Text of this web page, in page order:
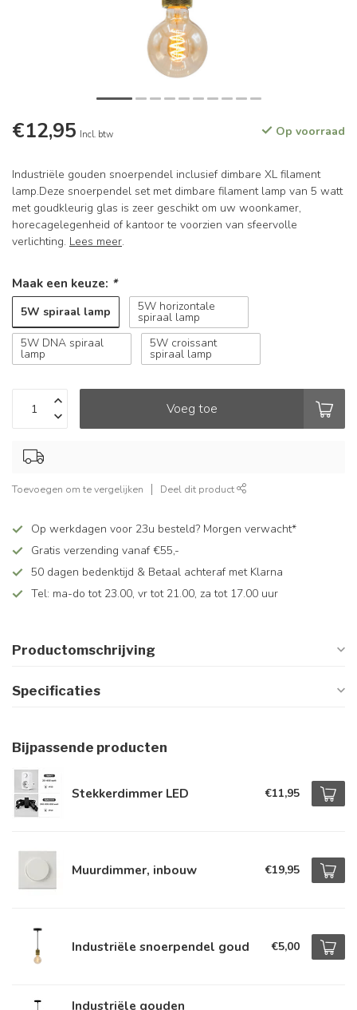
€12,95 Incl. btw Op voorraad
Industriële gouden snoerpendel inclusief dimbare XL filament
lamp.Deze snoerpendel set met dimbare filament lamp van 5 watt
met goudkleurig glas is zeer geschikt om uw woonkamer,
horecagelegenheid of kantoor te voorzien van sfeervolle
verlichting. Lees meer.
Maak een keuze: *
5W spiraal lamp 5W horizontale
spiraal lamp
5W DNA spiraal
lamp
5W croissant
spiraal lamp
Voeg toe
Toevoegen om te vergelijken Deel dit product
Op werkdagen voor 23u besteld? Morgen verwacht*
Gratis verzending vanaf €55,-
50 dagen bedenktijd & Betaal achteraf met Klarna
Tel: ma-do tot 23.00, vr tot 21.00, za tot 17.00 uur
Productomschrijving
Specificaties
Bijpassende producten
Stekkerdimmer LED €11,95
Muurdimmer, inbouw €19,95
Industriële snoerpendel goud €5,00
Industriële gouden